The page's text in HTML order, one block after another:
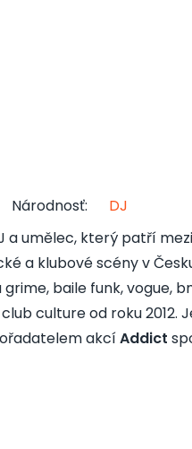
Národnosť:
DJ
a umělec, který patří
a klubové scény v
baile funk, vogue,
culture od roku 2012.
akcíAddict